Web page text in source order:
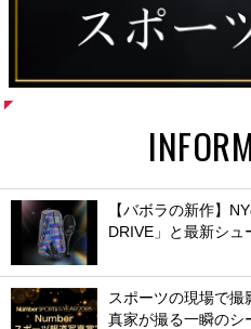
【バボラの新作】
DRIVE」と最新シ
スポーツの現場で
真家が撮る一瞬のシ